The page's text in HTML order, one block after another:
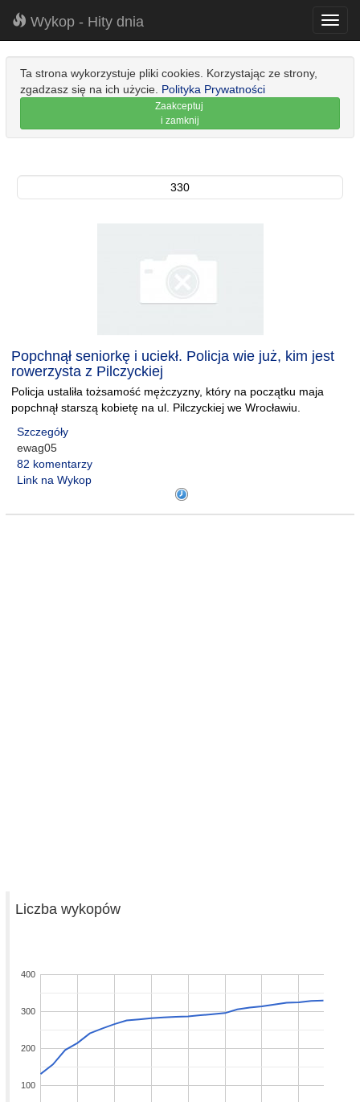
Wykop - Hity dnia
Ta strona wykorzystuje pliki cookies. Korzystając ze strony,
zgadzasz się na ich użycie. Polityka Prywatności
Zaakceptuj
i zamknij
330
Popchnął seniorkę i uciekł. Policja wie już, kim jest
rowerzysta z Pilczyckiej
Policja ustaliła tożsamość mężczyzny, który na początku maja
popchnął starszą kobietę na ul. Pilczyckiej we Wrocławiu.
Szczegóły
ewag05
82 komentarzy
Link na Wykop
Liczba wykopów
100
200
300
400